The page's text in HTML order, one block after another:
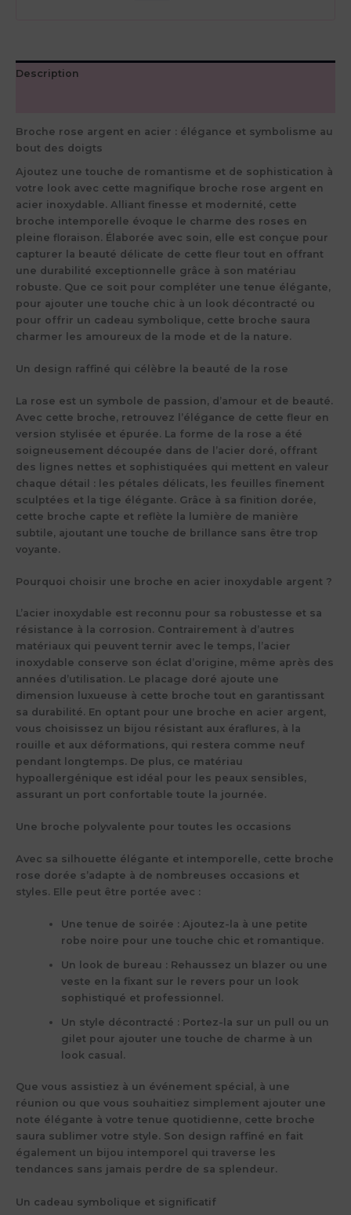
Description
Broche rose argent en acier : élégance et symbolisme au
bout des doigts
Ajoutez une touche de romantisme et de sophistication à
votre look avec cette magnifique broche rose argent en
acier inoxydable. Alliant finesse et modernité, cette
broche intemporelle évoque le charme des roses en
pleine floraison. Élaborée avec soin, elle est conçue pour
capturer la beauté délicate de cette fleur tout en offrant
une durabilité exceptionnelle grâce à son matériau
robuste. Que ce soit pour compléter une tenue élégante,
pour ajouter une touche chic à un look décontracté ou
pour offrir un cadeau symbolique, cette broche saura
charmer les amoureux de la mode et de la nature.
Un design raffiné qui célèbre la beauté de la rose
La rose est un symbole de passion, d’amour et de beauté.
Avec cette broche, retrouvez l’élégance de cette fleur en
version stylisée et épurée. La forme de la rose a été
soigneusement découpée dans de l’acier doré, offrant
des lignes nettes et sophistiquées qui mettent en valeur
chaque détail : les pétales délicats, les feuilles finement
sculptées et la tige élégante. Grâce à sa finition dorée,
cette broche capte et reflète la lumière de manière
subtile, ajoutant une touche de brillance sans être trop
voyante.
Pourquoi choisir une broche en acier inoxydable argent ?
L’acier inoxydable est reconnu pour sa robustesse et sa
résistance à la corrosion. Contrairement à d’autres
matériaux qui peuvent ternir avec le temps, l’acier
inoxydable conserve son éclat d’origine, même après des
années d’utilisation. Le placage doré ajoute une
dimension luxueuse à cette broche tout en garantissant
sa durabilité. En optant pour une broche en acier argent,
vous choisissez un bijou résistant aux éraflures, à la
rouille et aux déformations, qui restera comme neuf
pendant longtemps. De plus, ce matériau
hypoallergénique est idéal pour les peaux sensibles,
assurant un port confortable toute la journée.
Une broche polyvalente pour toutes les occasions
Avec sa silhouette élégante et intemporelle, cette broche
rose dorée s’adapte à de nombreuses occasions et
styles. Elle peut être portée avec :
Une tenue de soirée : Ajoutez-la à une petite
robe noire pour une touche chic et romantique.
Un look de bureau : Rehaussez un blazer ou une
veste en la fixant sur le revers pour un look
sophistiqué et professionnel.
Un style décontracté : Portez-la sur un pull ou un
gilet pour ajouter une touche de charme à un
look casual.
Que vous assistiez à un événement spécial, à une
réunion ou que vous souhaitiez simplement ajouter une
note élégante à votre tenue quotidienne, cette broche
saura sublimer votre style. Son design raffiné en fait
également un bijou intemporel qui traverse les
tendances sans jamais perdre de sa splendeur.
Un cadeau symbolique et significatif